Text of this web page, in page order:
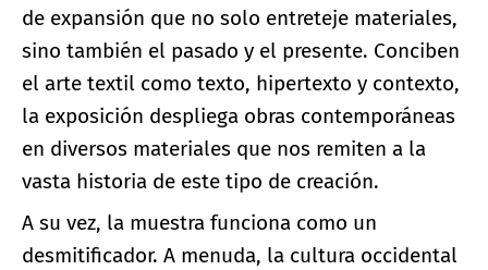
de expansión que no solo entreteje materiales,
sino también el pasado y el presente. Conciben
el arte textil como texto, hipertexto y contexto,
la exposición despliega obras contemporáneas
en diversos materiales que nos remiten a la
vasta historia de este tipo de creación.
A su vez, la muestra funciona como un
desmitificador. A menuda, la cultura occidental